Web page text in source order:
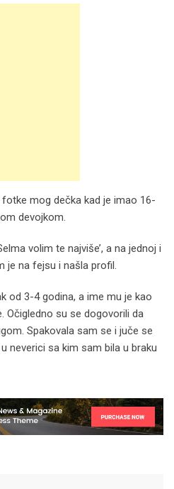
mog dečka kad je imao 16-
devojkom.
volim te najviše’, a na jednoj i
je na fejsu i našla profil.
od 3-4 godina, a ime mu je kao
Očigledno su se dogovorili da
Spakovala sam se i juče se
neverici sa kim sam bila u braku